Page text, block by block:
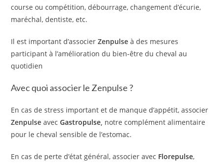
course ou compétition, débourrage, changement d’écurie,
maréchal, dentiste, etc.
Il est important d’associerZenpulse à des mesures
participant à l’amélioration du bien-être du cheval au
quotidien
Avec quoi associer le Zenpulse ?
En cas de stress important et de manque d’appétit, associer
Zenpulseavec Gastropulse, notre complément alimentaire
pour le cheval sensible de l’estomac.
En cas de perte d’état général, associer avec Florepulse,